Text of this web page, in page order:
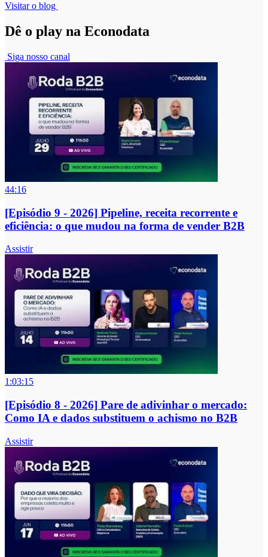
Visitar o blog
Dê o play na Econodata
Siga nosso canal
44:16
[Episódio 9 - 2026] Pipeline, receita recorrente e
eficiência: o que mudou na forma de vender B2B
Assistir
1:03:15
[Episódio 8 - 2026] Pare de adivinhar o mercado:
Como IA e dados substituem o achismo no B2B
Assistir